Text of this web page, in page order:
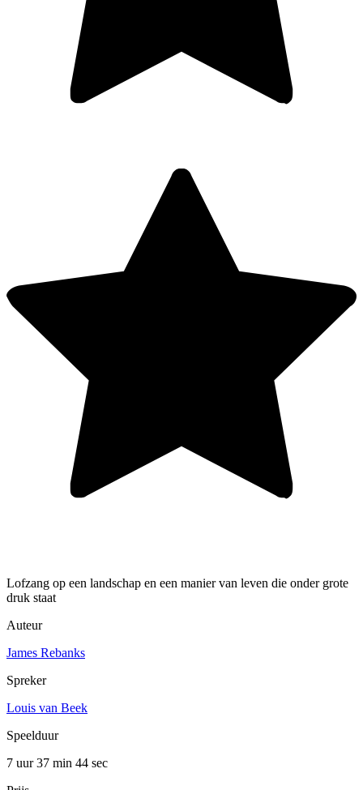
Lofzang op een landschap en een manier van leven die onder grote
druk staat
Auteur
James Rebanks
Spreker
Louis van Beek
Speelduur
7 uur 37 min 44 sec